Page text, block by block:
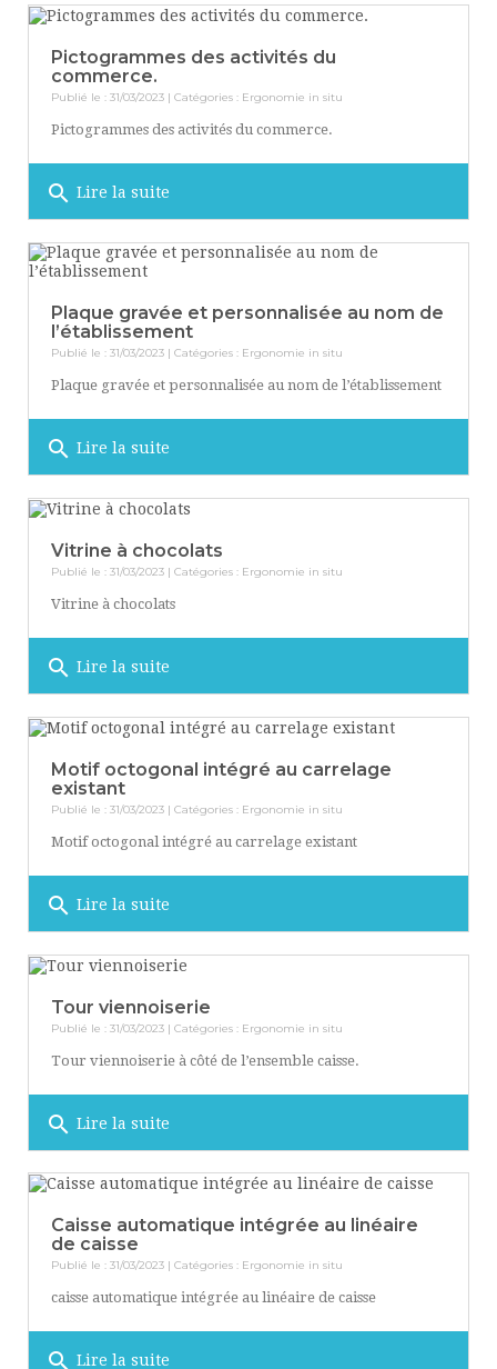
Pictogrammes des activités du
commerce.
Publié le : 31/03/2023 | Catégories : Ergonomie in situ
Pictogrammes des activités du commerce.
search Lire la suite
Plaque gravée et personnalisée au nom de
l’établissement
Publié le : 31/03/2023 | Catégories : Ergonomie in situ
Plaque gravée et personnalisée au nom de l’établissement
search Lire la suite
Vitrine à chocolats
Publié le : 31/03/2023 | Catégories : Ergonomie in situ
Vitrine à chocolats
search Lire la suite
Motif octogonal intégré au carrelage
existant
Publié le : 31/03/2023 | Catégories : Ergonomie in situ
Motif octogonal intégré au carrelage existant
search Lire la suite
Tour viennoiserie
Publié le : 31/03/2023 | Catégories : Ergonomie in situ
Tour viennoiserie à côté de l’ensemble caisse.
search Lire la suite
Caisse automatique intégrée au linéaire
de caisse
Publié le : 31/03/2023 | Catégories : Ergonomie in situ
caisse automatique intégrée au linéaire de caisse
search Lire la suite